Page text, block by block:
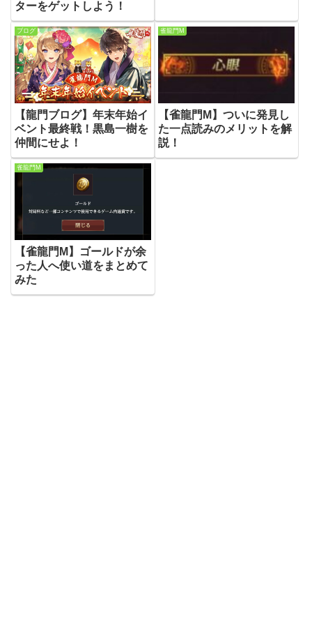
ターをゲットしよう！
ブログ
【龍門ブログ】年末年始イ
ベント最終戦！黒島一樹を
仲間にせよ！
雀龍門M
【雀龍門M】ついに発見し
た一点読みのメリットを解
説！
雀龍門M
【雀龍門M】ゴールドが余
った人へ使い道をまとめて
みた